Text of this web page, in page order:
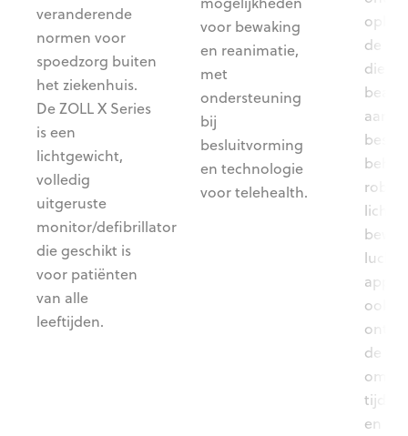
veranderende
normen voor
spoedzorg buiten
het ziekenhuis.
De ZOLL X Series
is een
lichtgewicht,
volledig
uitgeruste
monitor/defibrillator
die geschikt is
voor patiënten
van alle
leeftijden.
voor bewaking
en reanimatie,
met
ondersteuning
bij
besluitvorming
en technologie
voor telehealth.
de
die
aan
ook
de
en